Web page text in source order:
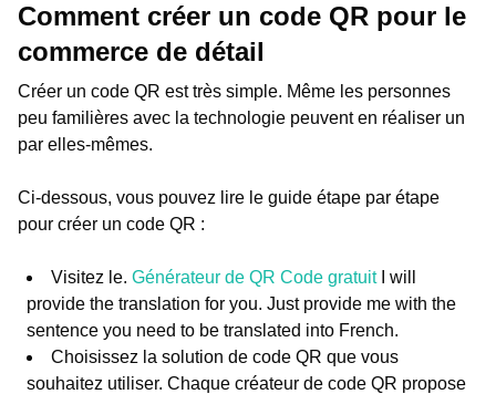
Comment créer un code QR pour le
commerce de détail
Créer un code QR est très simple. Même les personnes
peu familières avec la technologie peuvent en réaliser un
par elles-mêmes.
Ci-dessous, vous pouvez lire le guide étape par étape
pour créer un code QR :
Visitez le. Générateur de QR Code gratuitI will
provide the translation for you. Just provide me with the
sentence you need to be translated into French.
Choisissez la solution de code QR que vous
souhaitez utiliser. Chaque créateur de code QR propose